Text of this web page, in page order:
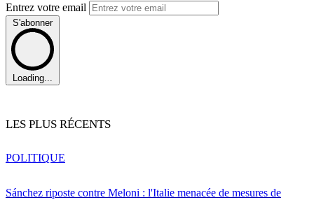
Entrez votre email
S'abonner
Loading...
LES PLUS RÉCENTS
Sánchez riposte contre Meloni : l'Italie menacée de mesures de
POLITIQUE